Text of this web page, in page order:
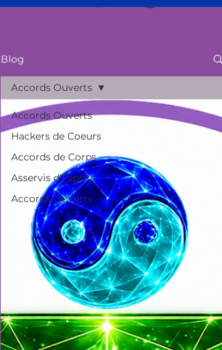
Blog
Accords Ouverts
Hackers de Coeurs
Accords de Corps
Asservis d'Esprits
Accords Ouverts
Accords Ouverts